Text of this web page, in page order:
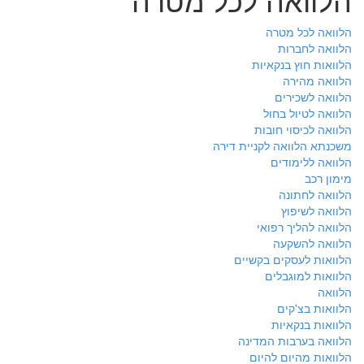
הלוואה לכל מטרה
הלוואה לחברות
הלוואות חוץ בנקאיות
הלוואה מהירה
הלוואה לשכירים
הלוואה לטיול בחול
הלוואה לכיסוי חובות
משכנתא הלוואה לקניית דירה
הלוואה ללימודים
מימון רכב
הלוואה לחתונה
הלוואה לשיפוץ
הלוואה להליך רפואי
הלוואה להשקעה
הלוואות לעסקים בקשיים
הלוואות למוגבלים
הלוואה
הלוואות בצ'קים
הלוואות בנקאיות
הלוואה בערבות המדינה
הלוואות מהיום להיום